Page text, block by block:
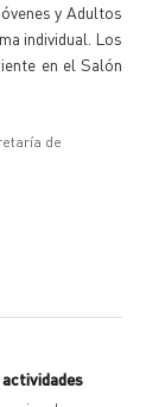
y Adultos
individual. Los
en el Salón
de